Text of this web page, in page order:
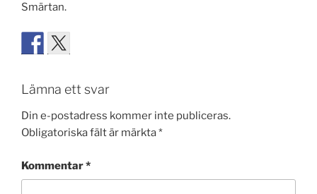
Smärtan.
Lämna ett svar
Din e-postadress kommer inte publiceras.
Obligatoriska fält är märkta*
Kommentar*